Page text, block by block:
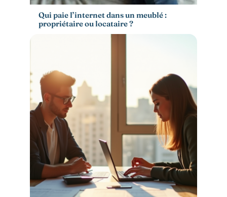
Qui paie l’internet dans un meublé :
propriétaire ou locataire ?